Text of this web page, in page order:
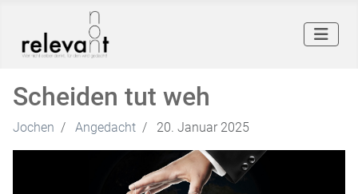
Scheiden tut weh
Jochen Angedacht 20. Januar 2025